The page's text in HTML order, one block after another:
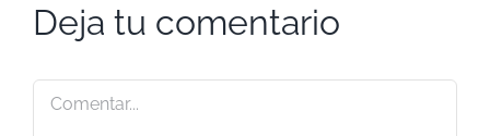
Deja tu comentario
Comentar